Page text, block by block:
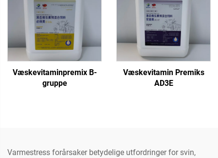
Væskevitaminpremix B-
gruppe
Væskevitamin Premiks
AD3E
Varmestress forårsaker betydelige utfordringer for svin,